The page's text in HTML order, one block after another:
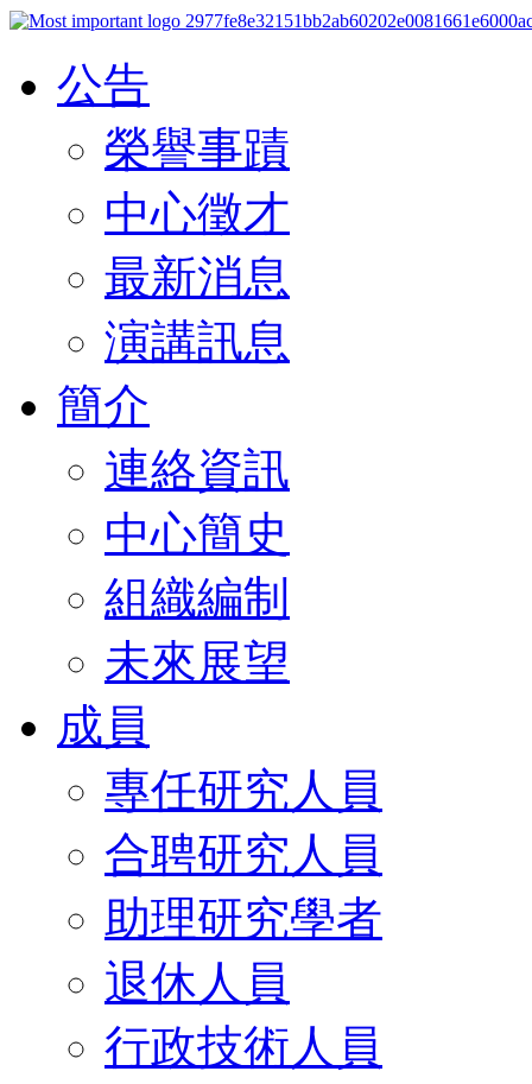
公告
榮譽事蹟
中心徵才
最新消息
演講訊息
簡介
連絡資訊
中心簡史
組織編制
未來展望
成員
專任研究人員
合聘研究人員
助理研究學者
退休人員
行政技術人員